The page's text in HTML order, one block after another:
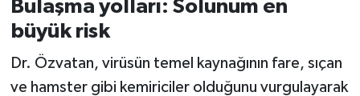
Bulaşma yolları: Solunum en
büyük risk
Dr. Özvatan, virüsün temel kaynağının fare, sıçan
ve hamster gibi kemiriciler olduğunu vurgulayarak